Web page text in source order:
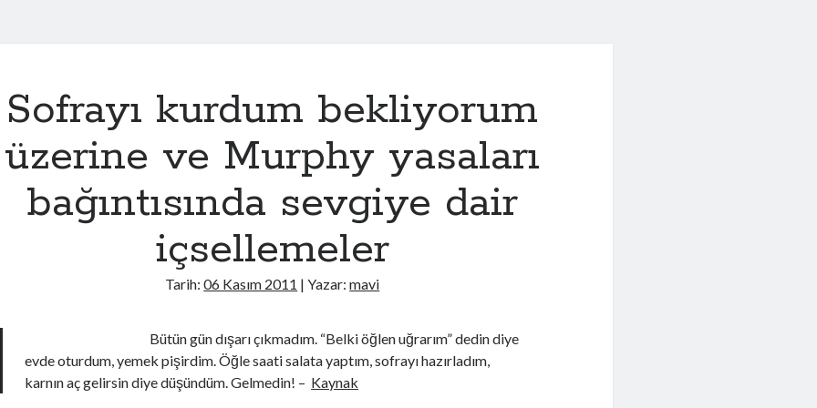
Sofrayı kurdum bekliyorum
üzerine ve Murphy yasaları
bağıntısında sevgiye dair
içsellemeler
Tarih:06 Kasım 2011 | Yazar:mavi
Bütün gün dışarı çıkmadım. “Belki öğlen uğrarım” dedin diye
evde oturdum, yemek pişirdim. Öğle saati salata yaptım, sofrayı hazırladım,
karnın aç gelirsin diye düşündüm. Gelmedin! – Kaynak